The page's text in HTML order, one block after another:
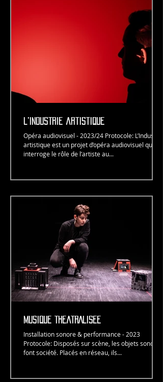
virtuel – sous le contrôle du spectateur. Comme
une autre manière d’entrer dans le dessin, de p
l'industrie artistique
Opéra audiovisuel - 2023/24 Protocole: L’Industrie
artistique est un projet d’opéra audiovisuel qui
interroge le rôle de l’artiste au...
MUSIQUE THÉÂTRALISÉE
Installation sonore & performance - 2023
Protocole: Disposés sur scène, les objets sonores
font société. Placés en réseau, ils...